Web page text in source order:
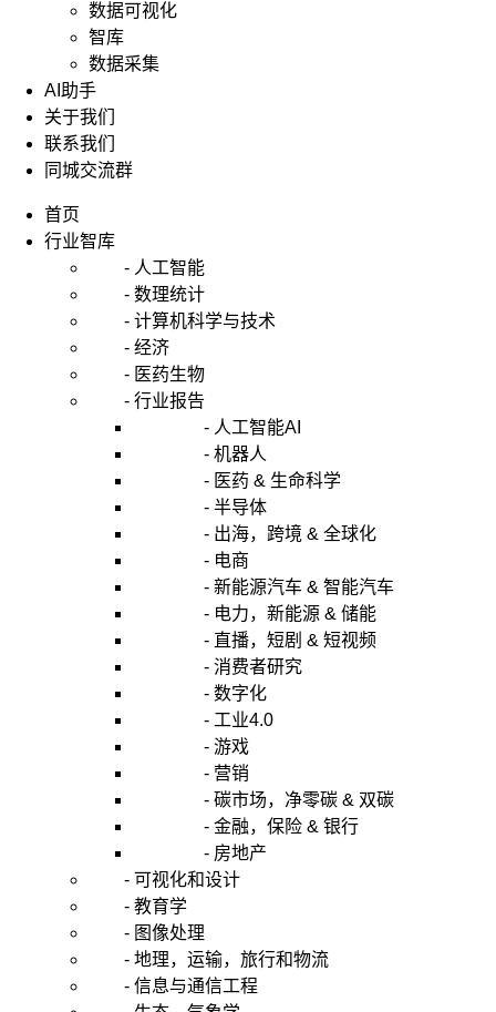
数据可视化
智库
数据采集
AI助手
关于我们
联系我们
同城交流群
首页
行业智库
- 人工智能
- 数理统计
- 计算机科学与技术
- 经济
- 医药生物
- 行业报告
- 人工智能AI
- 机器人
- 医药 & 生命科学
- 半导体
- 出海，跨境 & 全球化
- 电商
- 新能源汽车 & 智能汽车
- 电力，新能源 & 储能
- 直播，短剧 & 短视频
- 消费者研究
- 数字化
- 工业4.0
- 游戏
- 营销
- 碳市场，净零碳 & 双碳
- 金融，保险 & 银行
- 房地产
- 可视化和设计
- 教育学
- 图像处理
- 地理，运输，旅行和物流
- 信息与通信工程